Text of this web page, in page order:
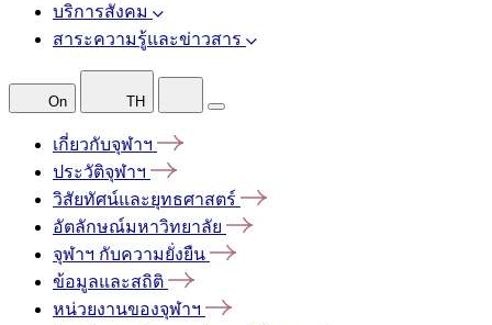
บริการสังคม
สาระความรู้และข่าวสาร
On TH
เกี่ยวกับจุฬาฯ
ประวัติจุฬาฯ
วิสัยทัศน์และยุทธศาสตร์
อัตลักษณ์มหาวิทยาลัย
จุฬาฯ กับความยั่งยืน
ข้อมูลและสถิติ
หน่วยงานของจุฬาฯ